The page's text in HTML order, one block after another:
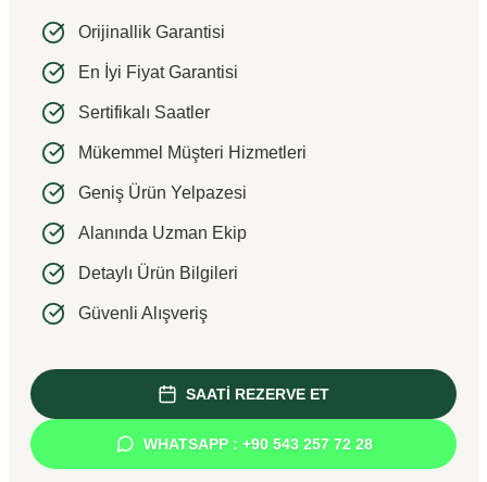
Orijinallik Garantisi
En İyi Fiyat Garantisi
Sertifikalı Saatler
Mükemmel Müşteri Hizmetleri
Geniş Ürün Yelpazesi
Alanında Uzman Ekip
Detaylı Ürün Bilgileri
Güvenli Alışveriş
SAATİ REZERVE ET
WHATSAPP : +90 543 257 72 28